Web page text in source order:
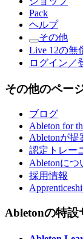
Pack
ヘルプ
その他
Live 12の無
ログイン／
その他のペー
ブログ
Ableton for
Abletonが
認定トレー
Abletonにつ
採用情報
Abletonの特設